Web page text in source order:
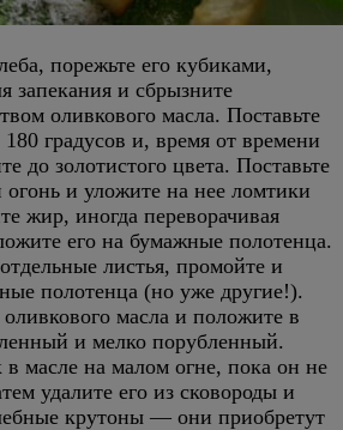
порежьте его кубиками,
запекания и сбрызните
оливкового масла. Поставьте
градусов и, время от времени
до золотистого цвета. Поставьте
и уложите на нее ломтики
жир, иногда переворачивая
его на бумажные полотенца.
листья, промойте и
полотенца (но уже другие!).
оливкового масла и положите в
и мелко порубленный.
в масле на малом огне, пока он не
удалите его из сковороды и
крутоны — они приобретут